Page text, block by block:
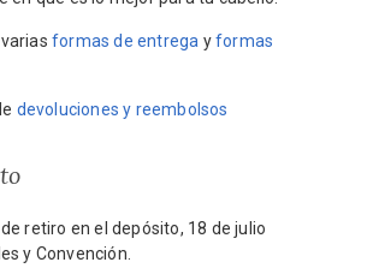
formas de entrega yformas
devoluciones y reembolsos
retiro en el depósito, 18 de julio
y Convención.